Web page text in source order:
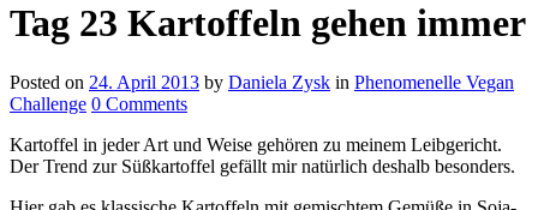
Tag 23 Kartoffeln gehen immer
Posted on 24. April 2013 by Daniela Zysk in Phenomenelle Vegan
Challenge 0 Comments
Kartoffel in jeder Art und Weise gehören zu meinem Leibgericht.
Der Trend zur Süßkartoffel gefällt mir natürlich deshalb besonders.